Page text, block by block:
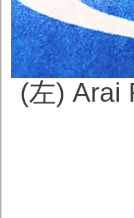
(左) Arai